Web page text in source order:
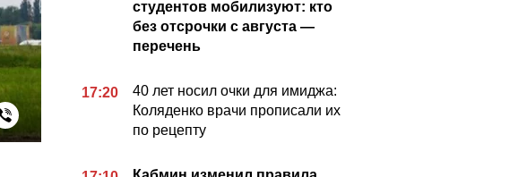
студентов мобилизуют: кто
без отсрочки с августа —
перечень
17:20
40 лет носил очки для имиджа:
Коляденко врачи прописали их
по рецепту